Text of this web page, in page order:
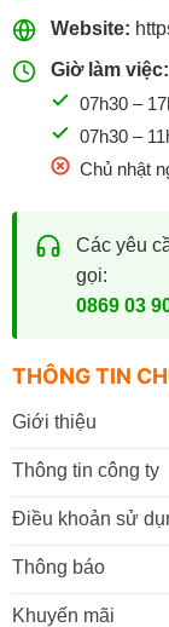
Website:
Giờ làm việc:
07h30 –
07h30 –
Chủ nhật
Các yêu
gọi:
0869 03
THÔNG TIN
Giới thiệu
Thông tin công ty
Điều khoản sử
Thông báo
Khuyến mãi